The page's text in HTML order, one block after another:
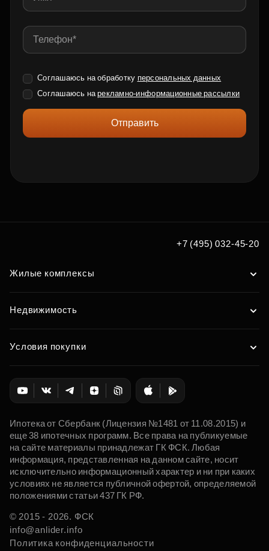
Соглашаюсь на обработку персональных данных
Соглашаюсь нарекламно-информационные рассылки
Отправить
+7 (495) 032-45-20
Жилые комплексы
Недвижимость
Условия покупки
Ипотека от Сбербанк (Лицензия №1481 от 11.08.2015) и
еще 38 ипотечных программ. Все права на публикуемые
на сайте материалы принадлежат ГК ФСК. Любая
информация, представленная на данном сайте, носит
исключительно информационный характер и ни при каких
условиях не является публичной офертой, определяемой
положениями статьи 437 ГК РФ.
© 2015 - 2026. ФСК
info@anlider.info
Политика конфиденциальности